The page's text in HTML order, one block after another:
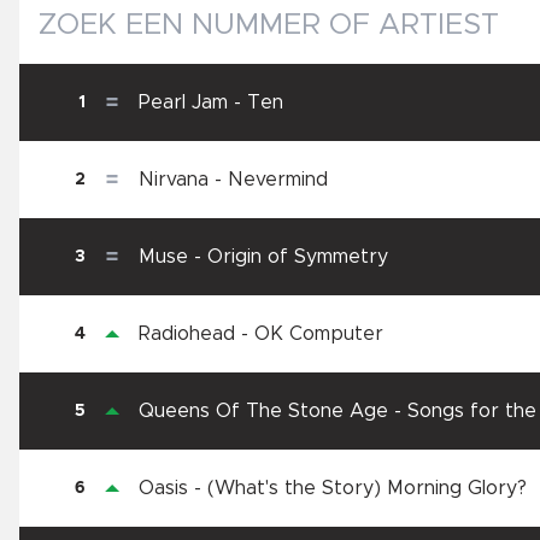
1 Pearl Jam - Ten
2 Nirvana - Nevermind
3 Muse - Origin of Symmetry
4 Radiohead - OK Computer
5 Queens Of The Stone Age - Songs for
6 Oasis - (What's the Story) Morning Glory?